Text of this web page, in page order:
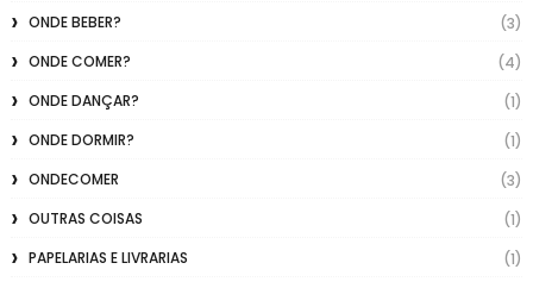
ONDE BEBER?
(3)
ONDE COMER?
(4)
ONDE DANÇAR?
(1)
ONDE DORMIR?
(1)
ONDECOMER
(3)
OUTRAS COISAS
(1)
PAPELARIAS E LIVRARIAS
(1)